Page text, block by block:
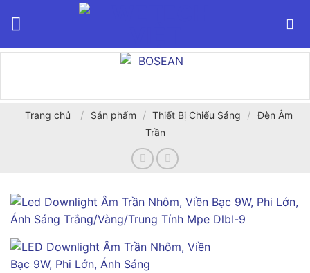
Trang chủ / Sản phẩm / Thiết Bị Chiếu Sáng / Đèn Âm
Trần